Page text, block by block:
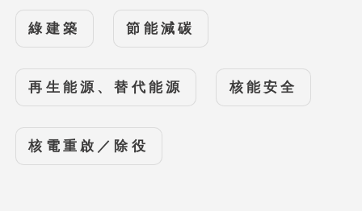
綠建築 節能減碳
再生能源、替代能源 核能安全
核電重啟／除役